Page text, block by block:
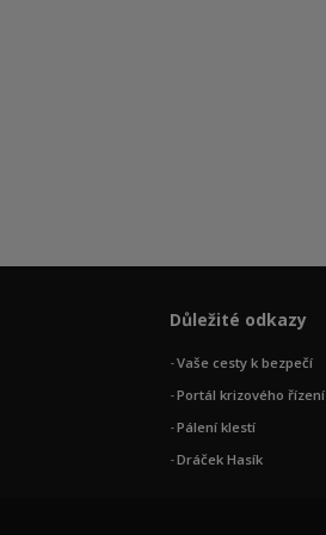
Důležité odkazy
Vaše cesty k bezpečí
Portál krizového řízení
Pálení klestí
Dráček Hasík